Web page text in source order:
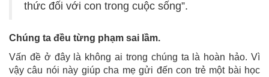
thức đối với con trong cuộc sống”.
Chúng ta đều từng phạm sai lầm.
Vấn đề ở đây là không ai trong chúng ta là hoàn hảo. Vì
vậy câu nói này giúp cha mẹ gửi đến con trẻ một bài học